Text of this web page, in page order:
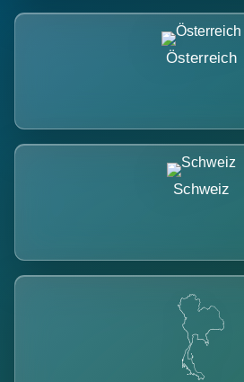
Österreich
Schweiz